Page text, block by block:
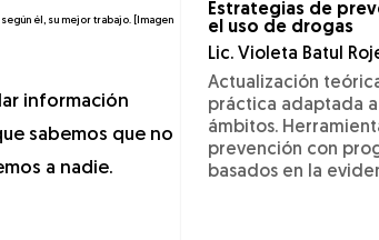
según él, su mejor trabajo. [Imagen
información
sabemos que no
a nadie.
Estrategias de
el uso de drogas
Lic. Violeta Batul
Actualización
práctica adaptada
ámbitos.
prevención con
basados en la